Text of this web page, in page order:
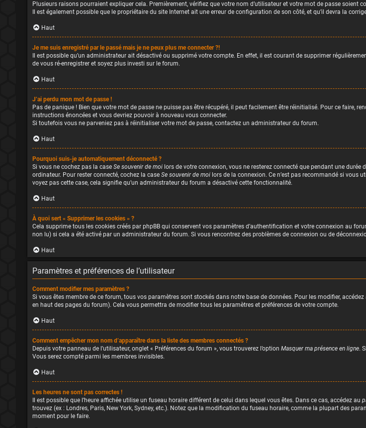
Plusieurs raisons pourraient expliquer cela. Premièrement, vérifiez que votre nom d’utilisateur et votre mot de passe soient
Il est également possible que le propriétaire du site Internet ait une erreur de configuration de son côté, et qu’il devra la
Haut
Je me suis enregistré par le passé mais je ne peux plus me connecter ?!
Il est possible qu’un administrateur ait désactivé ou supprimé votre compte. En effet, il est courant de supprimer
de vous ré-enregistrer et soyez plus investi sur le forum.
Haut
J’ai perdu mon mot de passe !
Pas de panique ! Bien que votre mot de passe ne puisse pas être récupéré, il peut facilement être réinitialisé. Pour ce faire,
instructions énoncées et vous devriez pouvoir à nouveau vous connecter.
Si toutefois vous ne parveniez pas à réinitialiser votre mot de passe, contactez un administrateur du forum.
Haut
Pourquoi suis-je automatiquement déconnecté ?
Si vous ne cochez pas la case Se souvenir de moi lors de votre connexion, vous ne resterez connecté que pendant une
ordinateur. Pour rester connecté, cochez la case Se souvenir de moi lors de la connexion. Ce n’est pas recommandé si vous
voyez pas cette case, cela signifie qu’un administrateur du forum a désactivé cette fonctionnalité.
Haut
À quoi sert « Supprimer les cookies » ?
Cela supprime tous les cookies créés par phpBB qui conservent vos paramètres d’authentification et votre connexion au
non lu) si cela a été activé par un administrateur du forum. Si vous rencontrez des problèmes de connexion ou de
Haut
Paramètres et préférences de l’utilisateur
Comment modifier mes paramètres ?
Si vous êtes membre de ce forum, tous vos paramètres sont stockés dans notre base de données. Pour les modifier, accédez
en haut des pages du forum). Cela vous permettra de modifier tous les paramètres et préférences de votre compte.
Haut
Comment empêcher mon nom d’apparaître dans la liste des membres connectés ?
Depuis votre panneau de l’utilisateur, onglet « Préférences du forum », vous trouverez l’option Masquer ma présence en ligne.
Vous serez compté parmi les membres invisibles.
Haut
Les heures ne sont pas correctes !
Il est possible que l’heure affichée utilise un fuseau horaire différent de celui dans lequel vous êtes. Dans ce cas, accédez au
trouvez (ex : Londres, Paris, New York, Sydney, etc.). Notez que la modification du fuseau horaire, comme la plupart des
moment pour le faire.